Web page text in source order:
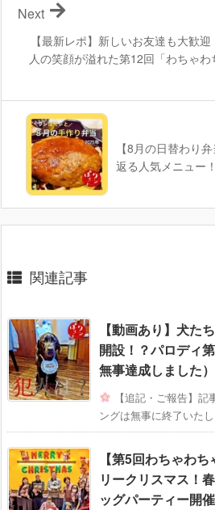
【最新レポ】新しいお友達も大歓迎
人の笑顔が溢れた第12回「わちゃわ
Next
【8月の日替わり
返る人気メニュー
関連記事
【動画あり】犬た
開設！？パロディ
無事達成しました）
【追記・ご報告】記
ングは無事に終了いた
【第5回わちゃわ
リークリスマス！
ッグパーティー開催